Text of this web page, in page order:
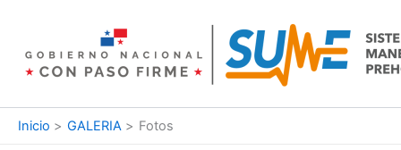
contenido
Inicio GALERIA Fotos